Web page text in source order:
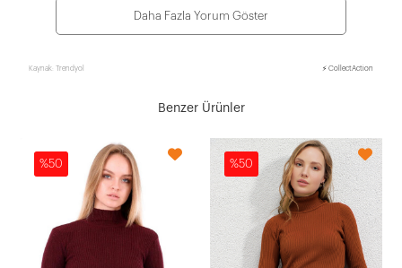
Daha Fazla Yorum Göster
Kaynak: Trendyol ⚡ CollectAction
Benzer Ürünler
%50 %50